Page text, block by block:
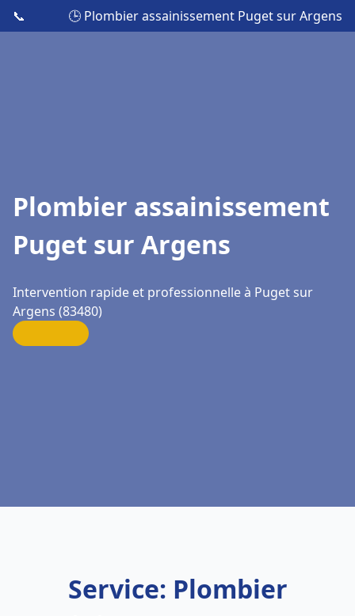
📞 🕒 Plombier assainissement Puget sur Argens
Plombier assainissement
Puget sur Argens
Intervention rapide et professionnelle à Puget sur
Argens (83480)
Service: Plombier